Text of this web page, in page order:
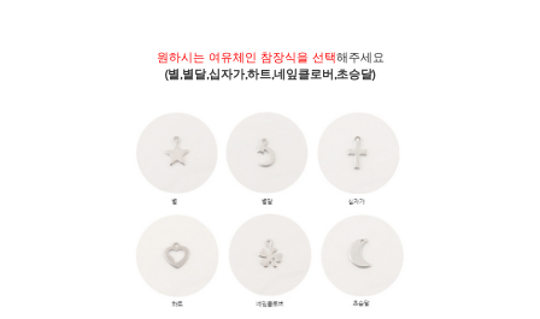
원하시는 여유체인 참장식을 선택해주세요
(별,별달,십자가,하트,네잎클로버,초승달)